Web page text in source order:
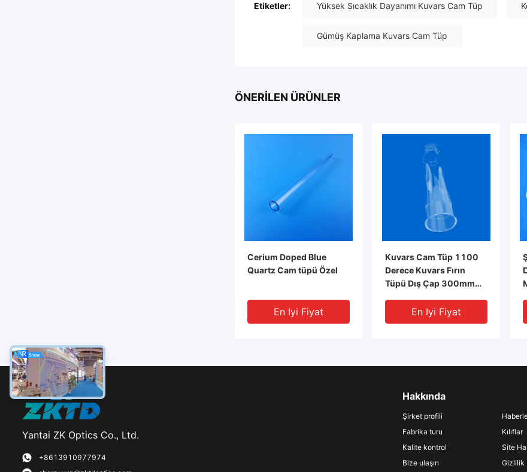
Etiketler: Yüksek Sıcaklık Dayanımı Kuvars Cam Tüp
Gümüş Kaplama Kuvars Cam Tüp
ÖNERILEN ÜRÜNLER
Cerium Doped Blue
Quartz Cam tüpü Özel
En Iyi Fiyat
Kuvars Cam Tüp 1100
Derece Kuvars Fırın
Tüpü Dış Çap 300mm
Yüksek Sıcaklık Kuvars
Tüpü
En Iyi Fiyat
Yantai ZK Optics Co., Ltd.
+8613910977974
Hakkında
Şirket profili
Fabrika turu
Kalite kontrol
Bize ulaşın
Kılıflar
Site
Gizlilik